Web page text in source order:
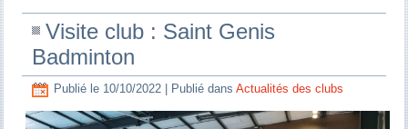
Visite club : Saint Genis
Badminton
Publié le 10/10/2022 Publié dans Actualités des clubs